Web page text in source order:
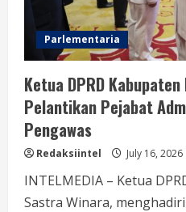
Parlementaria
Ketua DPRD
Pelantikan Pejabat
Pengawas
Redaksiintel July 16, 2026
INTELMEDIA – Ketua
Sastra Winara,